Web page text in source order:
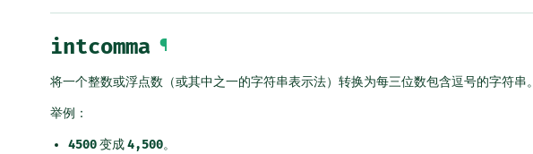
intcomma ¶
将一个整数或浮点数（或其中之一的字符串表示法）转换为每三位数包含逗号的字符串。
举例：
4500变成4,500。